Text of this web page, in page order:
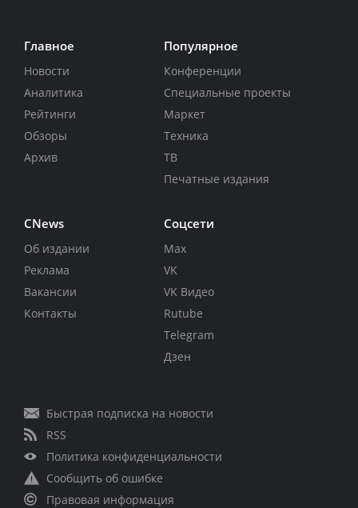
Главное
Новости
Аналитика
Рейтинги
Обзоры
Архив
Популярное
Конференции
Специальные проекты
Маркет
Техника
ТВ
Печатные издания
CNews
Об издании
Реклама
Вакансии
Контакты
Соцсети
Max
VK
VK Видео
Rutube
Telegram
Дзен
Быстрая подписка на новости
RSS
Политика конфиденциальности
Сообщить об ошибке
Правовая информация